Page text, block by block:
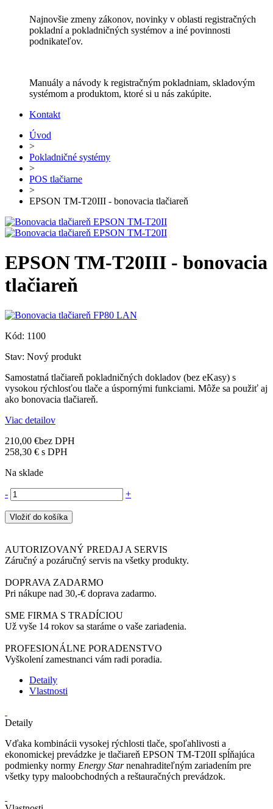
Najnovšie zmeny zákonov, novinky v oblasti registračných
pokladní a pokladničných systémov a iné povinnosti
podnikateľov.
Manuály a návody k registračným pokladniam, skladovým
systémom a produktom, ktoré si u nás zakúpite.
Kontakt
Úvod
>
Pokladničné systémy
>
POS tlačiarne
>
EPSON TM-T20III - bonovacia tlačiareň
EPSON TM-T20III - bonovacia
tlačiareň
Kód: 1100
Stav: Nový produkt
Samostatná tlačiareň pokladničných dokladov (bez eKasy) s
vysokou rýchlosťou tlače a úspornými funkciami. Môže sa použiť aj
ako bonovacia tlačiareň.
Viac detailov
210,00 €bez DPH
258,30 € s DPH
Na sklade
- +
Vložiť do košíka
AUTORIZOVANÝ PREDAJ A SERVIS
Záručný a pozáručný servis na všetky produkty.
DOPRAVA ZADARMO
Pri nákupe nad 30,-€ doprava zadarmo.
SME FIRMA S TRADÍCIOU
Už vyše 14 rokov sa staráme o vaše zariadenia.
PROFESIONÁLNE PORADENSTVO
Vyškolení zamestnanci vám radi poradia.
Detaily
Vlastnosti
Detaily
Vďaka kombinácii vysokej rýchlosti tlače, spoľahlivosti a
ekonomickej prevádzke je tlačiareň EPSON TM-T20II spĺňajúca
podmienky normy Energy Starnenahraditeľným zariadením pre
všetky typy maloobchodných a reštauračných prevádzok.